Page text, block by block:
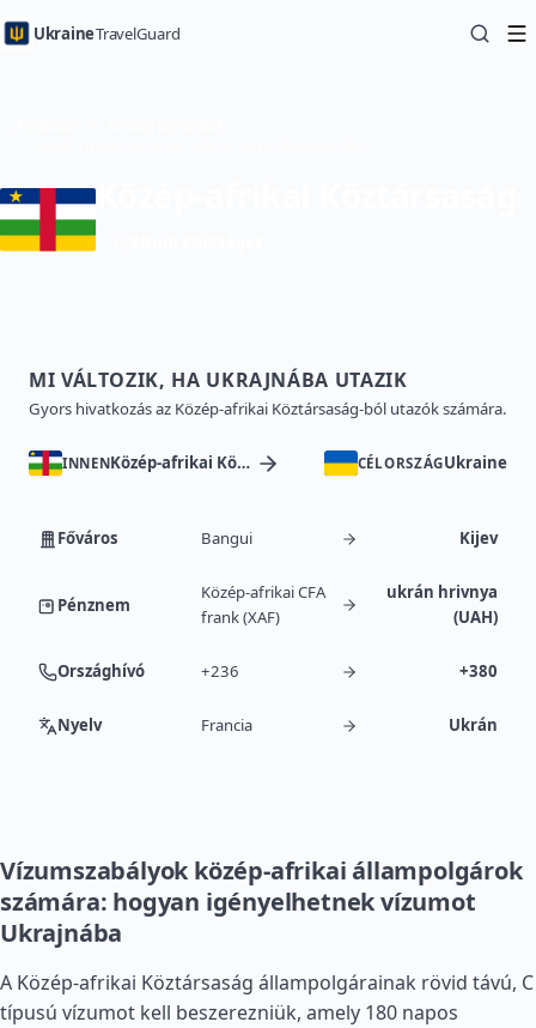
UkraineTravelGuard
MI VÁLTOZIK, HA UKRAJNÁBA UTAZIK
Gyors hivatkozás az Közép-afrikai Köztársaság-ból utazók számára.
INNEN Közép-afrikai Köztársaság CÉLORSZÁGUkraine
Főváros Bangui Kijev
Pénznem
Közép-afrikai CFA
frank (XAF)
ukrán hrivnya
(UAH)
Országhívó +236 +380
Nyelv Francia Ukrán
Vízumszabályok közép-afrikai állampolgárok
számára: hogyan igényelhetnek vízumot
Ukrajnába
A Közép-afrikai Köztársaság állampolgárainak rövid távú, C
típusú vízumot kell beszerezniük, amely 180 napos